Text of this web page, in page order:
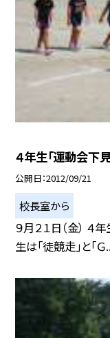
４年生「運動会下見
公開日 2012/09/21
校長室から
９月２１日（金） ４
生は「徒競走」と「Ｇ